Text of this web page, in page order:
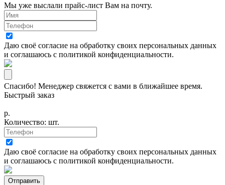
Мы уже выслали прайс-лист Вам на почту.
Даю своё согласие на обработку своих персональных данных
и соглашаюсь с политикой конфиденциальности.
Спасибо! Менеджер свяжется с вами в ближайшее время.
Быстрый заказ
р.
Количество: шт.
Даю своё согласие на обработку своих персональных данных
и соглашаюсь с политикой конфиденциальности.